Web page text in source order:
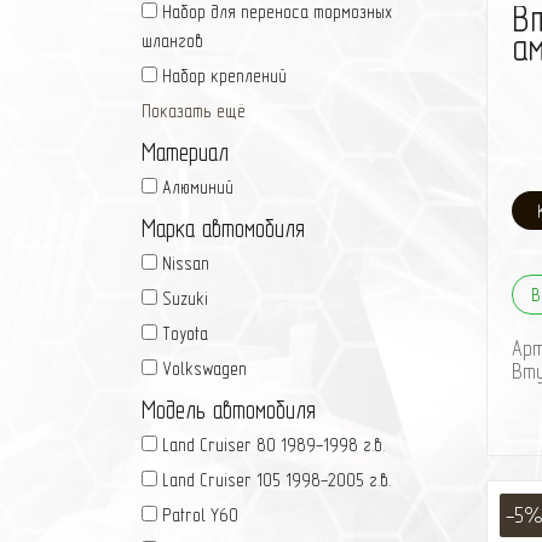
Набор для переноса тормозных
шлангов
Набор креплений
Показать ещё
Материал
Алюминий
Марка автомобиля
Nissan
Suzuki
Toyota
Volkswagen
Модель автомобиля
Land Cruiser 80 1989-1998 г.в.
Land Cruiser 105 1998-2005 г.в.
Patrol Y60
–
г.в.
-5%